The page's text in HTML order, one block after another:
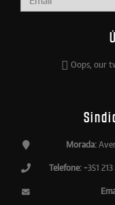
Oops, our
Morada:
Telefone: +351